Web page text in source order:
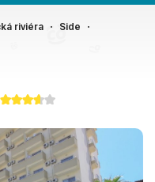
riviéra
Side